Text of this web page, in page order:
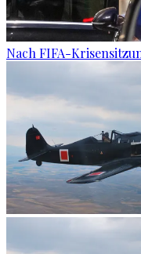
Nach FIFA-